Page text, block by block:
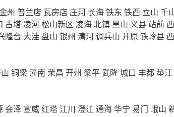
州 普兰店 瓦房店 庄河 长海铁东 铁西 立山 千
古塔 凌河松山新区 凌海北镇黑山 义县 站前
隆台 大洼 盘山 银州 清河调兵山 开原 铁岭县
铜梁潼南 荣昌 开州 梁平武隆城口 丰都 垫江
会泽 宣威红塔 江川 澄江 通海华宁 易门 峨山